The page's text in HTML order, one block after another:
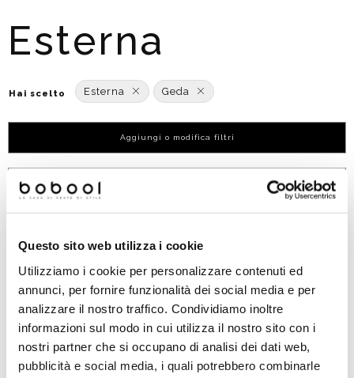
Questo sito web utilizza i cookie
Utilizziamo i cookie per personalizzare contenuti ed
annunci, per fornire funzionalità dei social media e per
analizzare il nostro traffico. Condividiamo inoltre
informazioni sul modo in cui utilizza il nostro sito con i
nostri partner che si occupano di analisi dei dati web,
pubblicità e social media, i quali potrebbero combinarle
Esterna
Hai scelto Esterna Geda
Aggiungi o modifica filtri